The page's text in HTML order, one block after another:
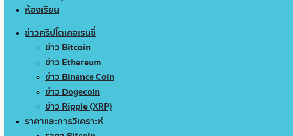
ห้องเรียน
ข่าวคริปโตเคอเรนซี่
ข่าว Bitcoin
ข่าว Ethereum
ข่าว Binance Coin
ข่าว Dogecoin
ข่าว Ripple (XRP)
ราคาและการวิเคราะห์